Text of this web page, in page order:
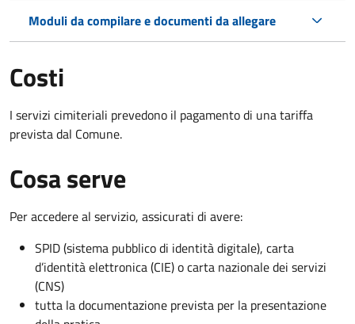
Moduli da compilare e documenti da allegare
Costi
I servizi cimiteriali prevedono il pagamento di una tariffa
prevista dal Comune.
Cosa serve
Per accedere al servizio, assicurati di avere:
SPID (sistema pubblico di identità digitale), carta
d’identità elettronica (CIE) o carta nazionale dei servizi
(CNS)
tutta la documentazione prevista per la presentazione